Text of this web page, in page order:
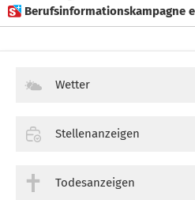

Wetter
Stellenanzeigen
Todesanzeigen